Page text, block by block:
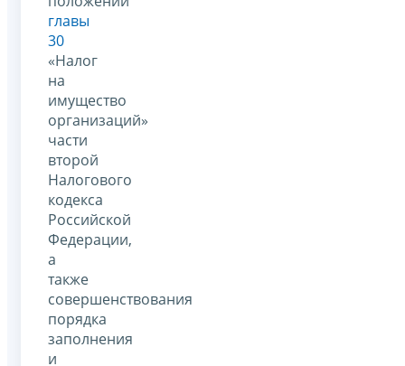
главы
30
«Налог
на
имущество
организаций»
части
второй
Налогового
кодекса
Российской
Федерации,
а
также
совершенствования
порядка
заполнения
и